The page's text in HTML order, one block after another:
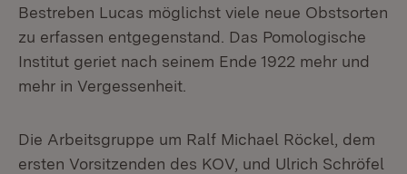
Bestreben Lucas möglichst viele neue Obstsorten
zu erfassen entgegenstand. Das Pomologische
Institut geriet nach seinem Ende 1922 mehr und
mehr in Vergessenheit.
Die Arbeitsgruppe um Ralf Michael Röckel, dem
ersten Vorsitzenden des KOV, und Ulrich Schröfel